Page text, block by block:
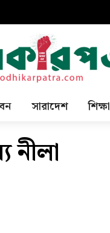
সারাদেশ শিক্ষা
নীলা